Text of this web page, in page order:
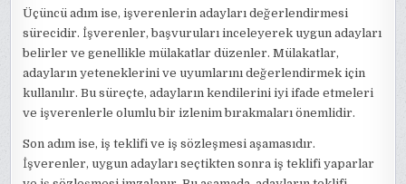
Üçüncü adım ise, işverenlerin adayları değerlendirmesi
sürecidir. İşverenler, başvuruları inceleyerek uygun adayları
belirler ve genellikle mülakatlar düzenler. Mülakatlar,
adayların yeteneklerini ve uyumlarını değerlendirmek için
kullanılır. Bu süreçte, adayların kendilerini iyi ifade etmeleri
ve işverenlerle olumlu bir izlenim bırakmaları önemlidir.
Son adım ise, iş teklifi ve iş sözleşmesi aşamasıdır.
İşverenler, uygun adayları seçtikten sonra iş teklifi yaparlar